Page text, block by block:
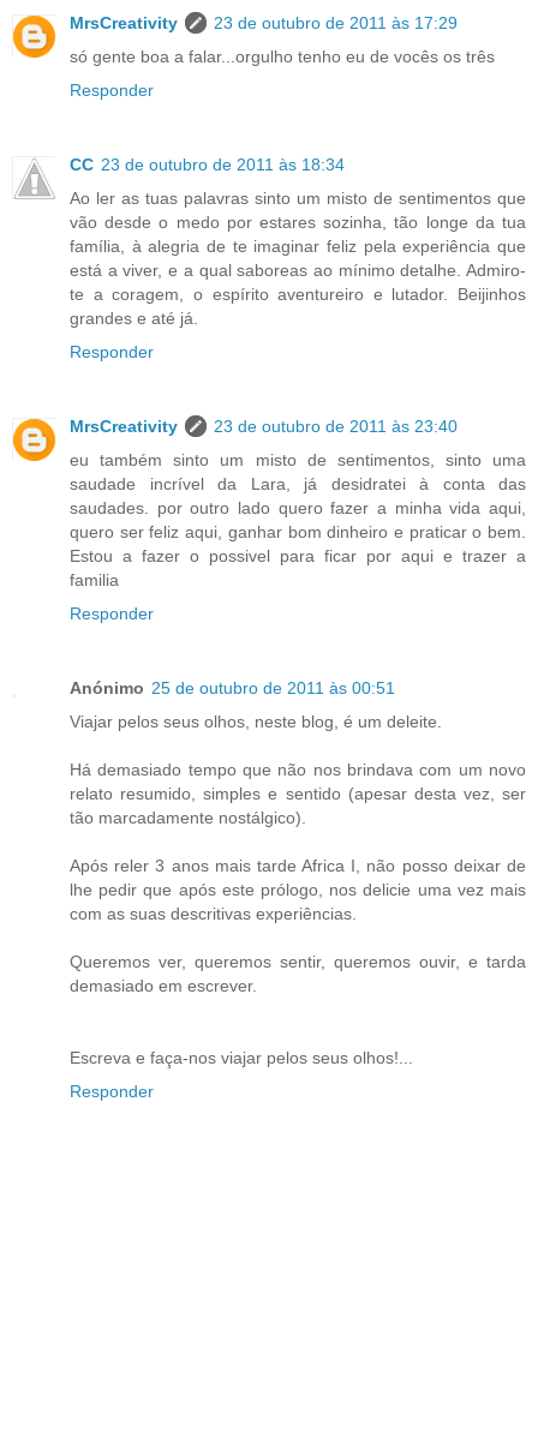
MrsCreativity
23 de outubro de 2011 às 17:29
só gente boa a falar...orgulho tenho eu de vocês os três
Responder
CC 23 de outubro de 2011 às 18:34
Ao ler as tuas palavras sinto um misto de sentimentos que
vão desde o medo por estares sozinha, tão longe da tua
família, à alegria de te imaginar feliz pela experiência que
está a viver, e a qual saboreas ao mínimo detalhe. Admiro-
te a coragem, o espírito aventureiro e lutador. Beijinhos
grandes e até já.
Responder
MrsCreativity
23 de outubro de 2011 às 23:40
eu também sinto um misto de sentimentos, sinto uma
saudade incrível da Lara, já desidratei à conta das
saudades. por outro lado quero fazer a minha vida aqui,
quero ser feliz aqui, ganhar bom dinheiro e praticar o bem.
Estou a fazer o possivel para ficar por aqui e trazer a
familia
Responder
Anónimo 25 de outubro de 2011 às 00:51
Viajar pelos seus olhos, neste blog, é um deleite.
Há demasiado tempo que não nos brindava com um novo
relato resumido, simples e sentido (apesar desta vez, ser
tão marcadamente nostálgico).
Após reler 3 anos mais tarde Africa I, não posso deixar de
lhe pedir que após este prólogo, nos delicie uma vez mais
com as suas descritivas experiências.
Queremos ver, queremos sentir, queremos ouvir, e tarda
demasiado em escrever.
Escreva e faça-nos viajar pelos seus olhos!...
Responder